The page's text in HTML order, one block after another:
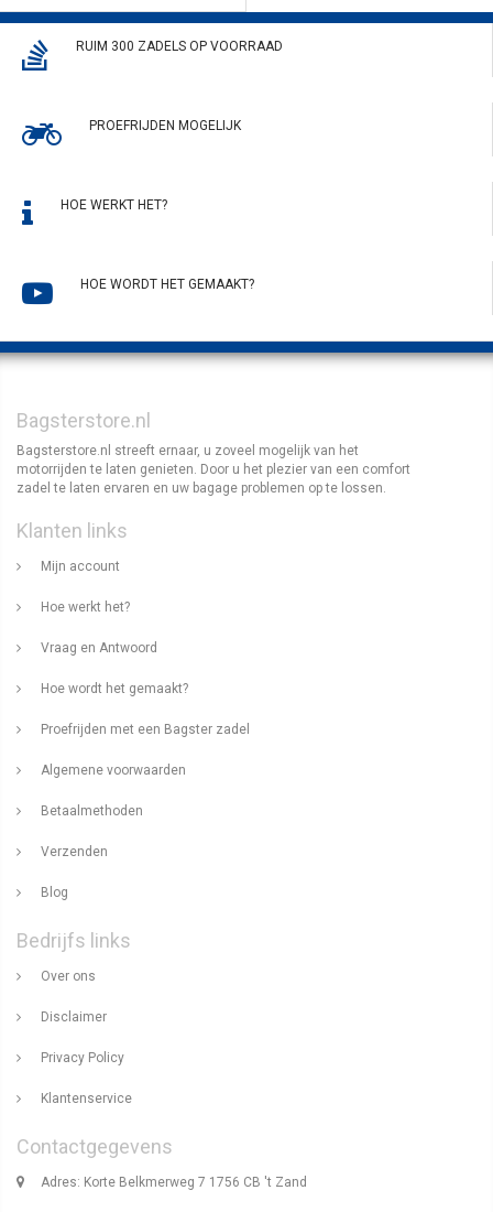
RUIM 300 ZADELS OP VOORRAAD
PROEFRIJDEN MOGELIJK
HOE WERKT HET?
HOE WORDT HET GEMAAKT?
Bagsterstore.nl
Bagsterstore.nl streeft ernaar, u zoveel mogelijk van het
motorrijden te laten genieten. Door u het plezier van een comfort
zadel te laten ervaren en uw bagage problemen op te lossen.
Klanten links
Mijn account
Hoe werkt het?
Vraag en Antwoord
Hoe wordt het gemaakt?
Proefrijden met een Bagster zadel
Algemene voorwaarden
Betaalmethoden
Verzenden
Blog
Bedrijfs links
Over ons
Disclaimer
Privacy Policy
Klantenservice
Contactgegevens
Adres: Korte Belkmerweg 7 1756 CB 't Zand